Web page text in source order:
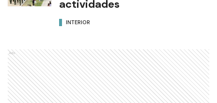
actividades
INTERIOR
Ads